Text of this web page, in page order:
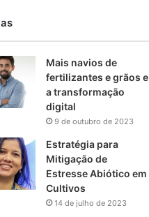
Mais navios de
fertilizantes e grãos e
a transformação
digital
9 de outubro de 2023
Estratégia para
Mitigação de
Estresse Abiótico em
Cultivos
14 de julho de 2023